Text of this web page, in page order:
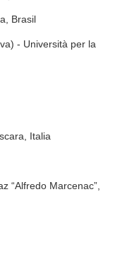
Brasil
- Università per la
Italia
“Alfredo Marcenac”,